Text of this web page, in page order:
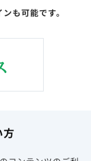
も可能です。
方